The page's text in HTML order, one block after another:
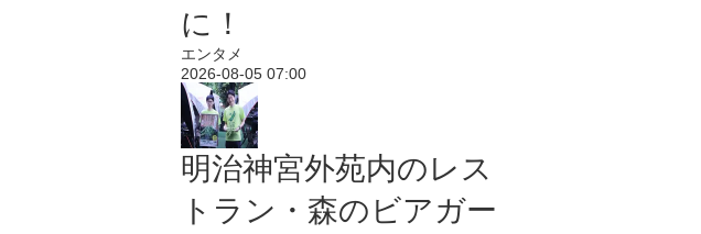
に！
エンタメ
2026-08-05 07:00
明治神宮外苑内のレス
トラン・森のビアガー